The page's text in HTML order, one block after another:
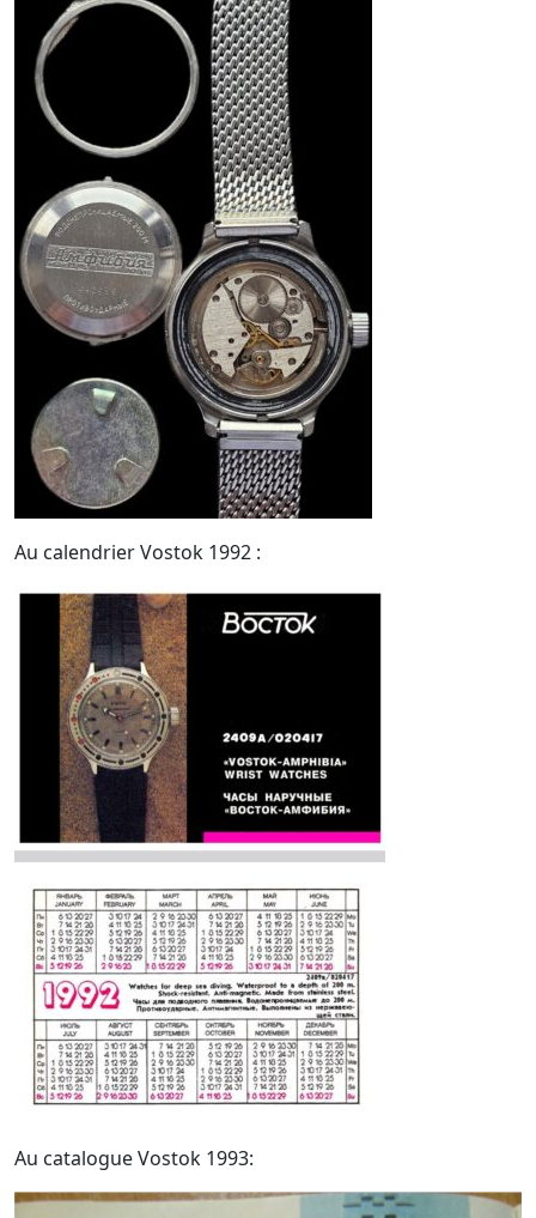
Au calendrier Vostok 1992 :
Au catalogue Vostok 1993: